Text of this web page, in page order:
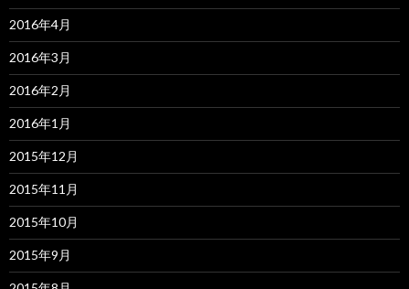
2016年4月
2016年3月
2016年2月
2016年1月
2015年12月
2015年11月
2015年10月
2015年9月